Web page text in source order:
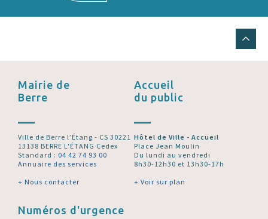
Mairie de
Berre
Ville de Berre l’Étang - CS 30221
13138 BERRE L'ÉTANG Cedex
Standard : 04 42 74 93 00
Annuaire des services
+ Nous contacter
Accueil
du public
Hôtel de Ville - Accueil
Place Jean Moulin
Du lundi au vendredi
8h30-12h30 et 13h30-17h
+ Voir sur plan
Numéros d'urgence